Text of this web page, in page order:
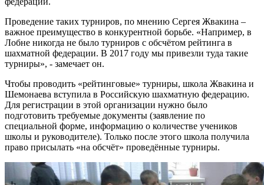
Проведение таких турниров, по мнению Сергея Жвакина –
важное преимущество в конкурентной борьбе. «Например, в
Лобне никогда не было турниров с обсчётом рейтинга в
шахматной федерации. В 2017 году мы привезли туда такие
турниры», - замечает он.
Чтобы проводить «рейтинговые» турниры, школа Жвакина и
Шемонаева вступила в Российскую шахматную федерацию.
Для регистрации в этой организации нужно было
подготовить требуемые документы (заявление по
специальной форме, информацию о количестве учеников
школы и руководителе). Только после этого школа получила
право присылать «на обсчёт» проведённые турниры.